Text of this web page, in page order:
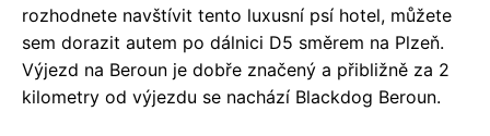
rozhodnete navštívit tento luxusní psí hotel, můžete
sem dorazit autem po dálnici D5 směrem na Plzeň.
Výjezd na Beroun je dobře značený a přibližně za 2
kilometry od výjezdu se nachází Blackdog Beroun.